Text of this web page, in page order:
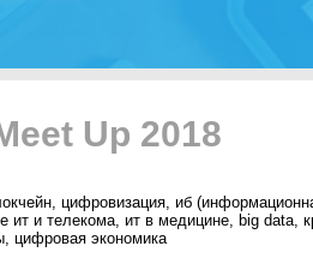
Up 2018
, цифровизация, иб
ит и телекома, ит в медицине, big data,
, цифровая экономика